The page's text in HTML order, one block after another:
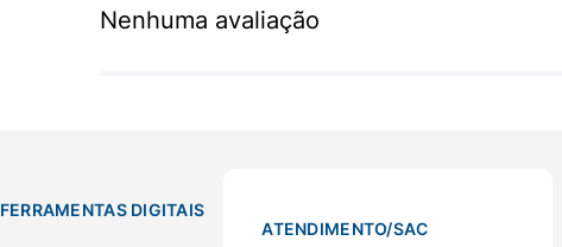
Nenhuma avaliação
FERRAMENTAS DIGITAIS
ATENDIMENTO/SAC